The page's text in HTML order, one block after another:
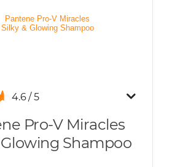
4.6
Pro-V Miracles
Glowing Shampoo